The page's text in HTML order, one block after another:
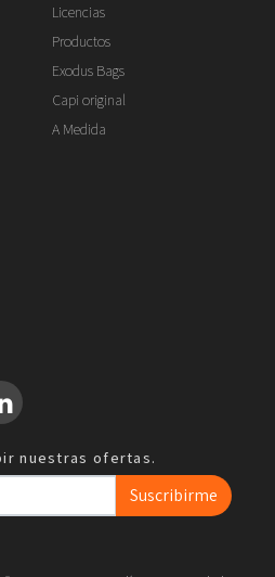
Licencias
Productos
Exodus Bags
Capi original
A Medida
nuestras ofertas.
Suscribirme